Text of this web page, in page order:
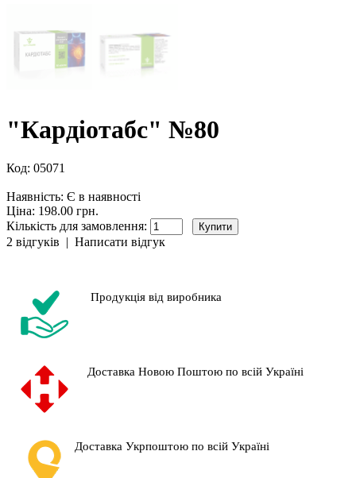
"Кардіотабс" №80
Код: 05071
Наявність: Є в наявності
Ціна: 198.00 грн.
Кількість для замовлення:
2 відгуків | Написати відгук
Продукція від виробника
Доставка Новою Поштою по всій Україні
Доставка Укрпоштою по всій Україні